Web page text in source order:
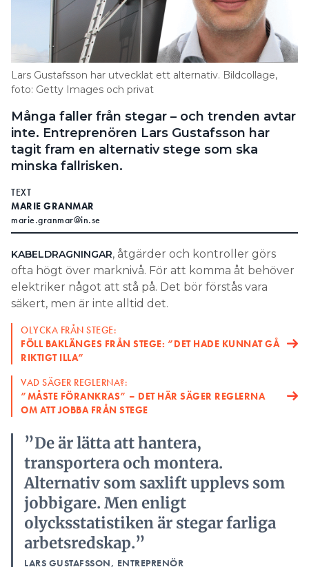
Om tidningen
Kontakt
Personuppgifter
Search for:
SEARCH
Lars Gustafsson har utvecklat ett alternativ. Bildcollage,
foto: Getty Images och privat
Många faller från stegar – och trenden avtar
inte. Entreprenören Lars Gustafsson har
tagit fram en alternativ stege som ska
minska fallrisken.
TEXT
MARIE GRANMAR
marie.granmar@in.se
KABELDRAGNINGAR, åtgärder och kontroller görs
ofta högt över marknivå. För att komma åt behöver
elektriker något att stå på. Det bör förstås vara
säkert, men är inte alltid det.
OLYCKA FRÅN STEGE:
FÖLL BAKLÄNGES FRÅN STEGE: ”DET HADE KUNNAT GÅ
RIKTIGT ILLA”
VAD SÄGER REGLERNA?:
”MÅSTE FÖRANKRAS” – DET HÄR SÄGER REGLERNA
OM ATT JOBBA FRÅN STEGE
”De är lätta att hantera,
transportera och montera.
Alternativ som saxlift upplevs som
jobbigare. Men enligt
olycksstatistiken är stegar farliga
arbetsredskap.”
LARS GUSTAFSSON, ENTREPRENÖR